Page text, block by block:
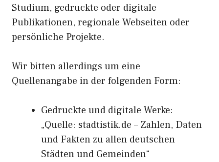
Studium, gedruckte oder digitale
Publikationen, regionale Webseiten oder
persönliche Projekte.
Wir bitten allerdings um eine
Quellenangabe in der folgenden Form:
Gedruckte und digitale Werke:
„Quelle: stadtistik.de – Zahlen, Daten
und Fakten zu allen deutschen
Städten und Gemeinden“